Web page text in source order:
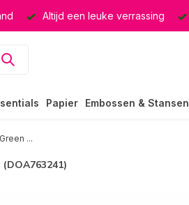
Altijd een leuke verrassing
Papier Embossen & Stansen
...